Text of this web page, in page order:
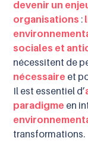
devenir un
organisations :
sociales et
nécessitent de
nécessaire et
Il est essentiel d’
paradigme en
transformations.